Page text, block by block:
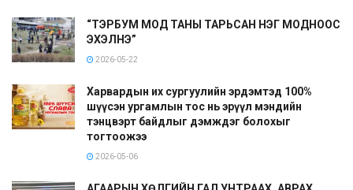
“ТЭРБУМ МОД ТАНЫ ТАРЬСАН НЭГ МОДНООС
ЭХЭЛНЭ”
2026-05-22
Харвардын их сургуулийн эрдэмтэд 100%
шүүсэн ургамлын тос нь эрүүл мэндийн
тэнцвэрт байдлыг дэмждэг болохыг
тогтоожээ
2026-05-06